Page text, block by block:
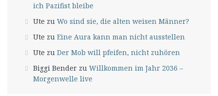
ich Pazifist bleibe
Ute zu Wo sind sie, die alten weisen Männer?
Ute zu Eine Aura kann man nicht ausstellen
Ute zu Der Mob will pfeifen, nicht zuhören
Biggi Bender zu Willkommen im Jahr 2036 –
Morgenwelle live